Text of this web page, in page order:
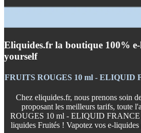
Eliquides.fr la boutique 100%
yourself
FRUITS ROUGES 10 ml - ELIQUID
Chez eliquides.fr, nous prenons soin
proposant les meilleurs tarifs, toute
ROUGES 10 ml - ELIQUID FRANCE
liquides Fruités ! Vapotez vos e-liquides